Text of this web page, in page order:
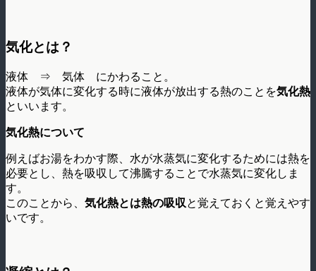
気化とは？
液体 ⇒ 気体 にかわること。
液体が気体に変化する時に液体が放出する熱のことを気化熱
といいます。
気化熱について
例えばお湯をわかす際、水が水蒸気に変化するためには熱を
必要とし、熱を吸収して沸騰することで水蒸気に変化しま
す。
このことから、 気化熱とは熱の吸収と覚えておくと覚えやす
いです。